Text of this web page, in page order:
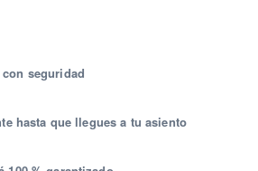
seguridad
hasta que llegues a tu asiento